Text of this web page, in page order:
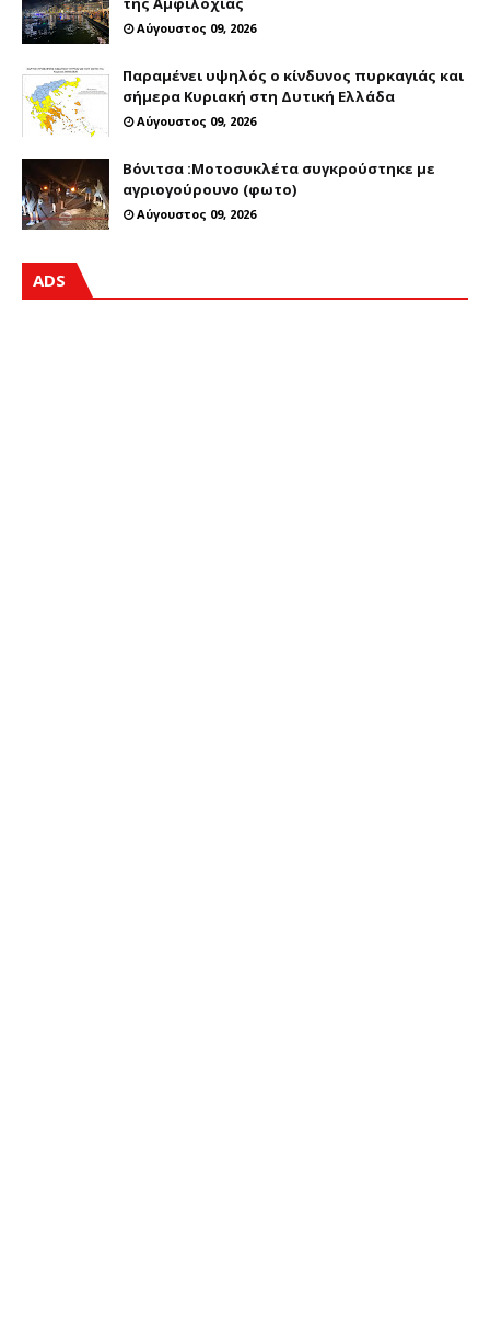
Αύγουστος 09, 2026
Παραμένει υψηλός ο κίνδυνος πυρκαγιάς και
σήμερα Κυριακή στη Δυτική Ελλάδα
Αύγουστος 09, 2026
Βόνιτσα :Μοτοσυκλέτα συγκρούστηκε με
αγριογούρουνο (φωτο)
Αύγουστος 09, 2026
ADS